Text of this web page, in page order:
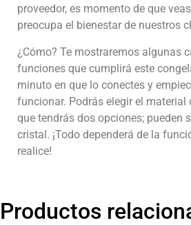
proveedor, es momento de que
preocupa el bienestar de nuestros
¿Cómo? Te mostraremos algunas
funciones que cumplirá este
minuto en que lo conectes y
funcionar. Podrás elegir el material
que tendrás dos opciones; pueden
cristal. ¡Todo dependerá de la
realice!
Productos